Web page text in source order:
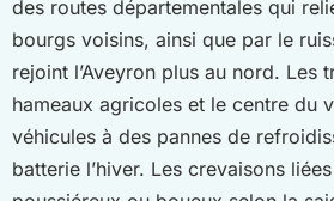
des routes départementales qui
bourgs voisins, ainsi que par le
rejoint l’Aveyron plus au nord. Les
hameaux agricoles et le centre du
véhicules à des pannes de
batterie l’hiver. Les crevaisons